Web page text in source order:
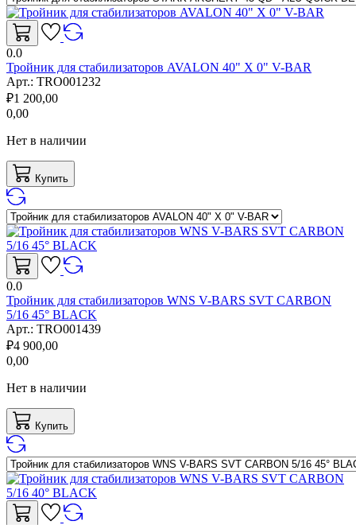
0.0
Тройник для стабилизаторов AVALON 40" X 0" V-BAR
Арт.: TRO001232
₽1 200,00
0,00
Нет в наличии
Купить
0.0
Тройник для стабилизаторов WNS V-BARS SVT CARBON
5/16 45° BLACK
Арт.: TRO001439
₽4 900,00
0,00
Нет в наличии
Купить